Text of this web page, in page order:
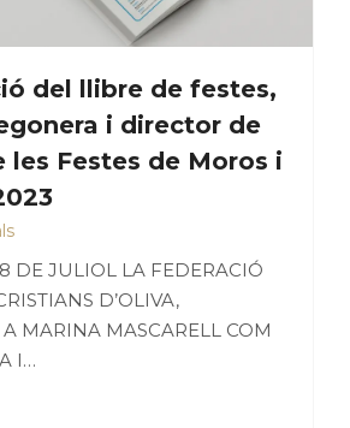
del llibre de festes,
i director de
les Festes de Moros i
DE JULIOL LA FEDERACIÓ
D’OLIVA,
A MARINA MASCARELL COM
I…